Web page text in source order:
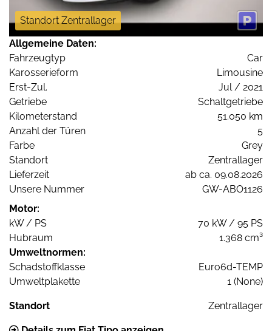
Standort Zentrallager
Allgemeine Daten:
Fahrzeugtyp
Car
Karosserieform
Limousine
Erst-Zul.
Jul / 2021
Getriebe
Schaltgetriebe
Kilometerstand
51.050 km
Anzahl der Türen
5
Farbe
Grey
Standort
Zentrallager
Lieferzeit
ab ca. 09.08.2026
Unsere Nummer
GW-ABO1126
Motor:
kW / PS
70 kW / 95 PS
Hubraum
1.368 cm³
Umweltnormen:
Schadstoffklasse
Euro6d-TEMP
Umweltplakette
1 (None)
Standort Zentrallager